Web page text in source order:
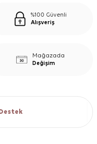
%100 Güvenli
Alışveriş
Mağazada
Değişim